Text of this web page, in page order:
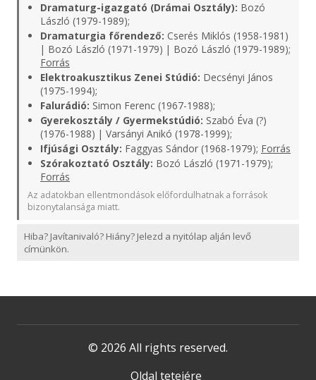
Dramaturg-igazgató (Drámai Osztály): Bozó
László (1979-1989);
Dramaturgia főrendező: Cserés Miklós (1958-1981)
| Bozó László (1971-1979) | Bozó László (1979-1989);
Forrás
Elektroakusztikus Zenei Stúdió: Decsényi János
(1975-1994);
Falurádió: Simon Ferenc (1967-1988);
Gyerekosztály / Gyermekstúdió: Szabó Éva (?)
(1976-1988) | Varsányi Anikó (1978-1999);
Ifjúsági Osztály: Faggyas Sándor (1968-1979); Forrás
Szórakoztató Osztály: Bozó László (1971-1979);
Forrás
Az adatokban ellentmondások előfordulhatnak a források
bizonytalansága miatt.
Hiba? Javítanivaló? Hiány? Jelezd a nyitólap alján levő
címünkön.
© 2026 All rights reserved.
Oldal tetejére